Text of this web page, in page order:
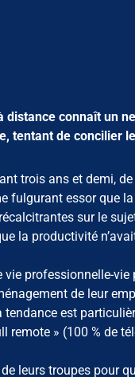
connaît un
tentant de concilier
trois ans et demi,
essor que
sur le
la productivité
professionnelle-
de leur
est
remote » (100 % de
leurs troupes pour